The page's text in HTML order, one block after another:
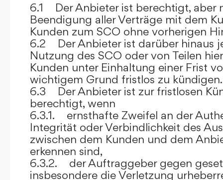
6.1 Der Anbieter ist berechtigt, aber
Beendigung aller Verträge mit dem
Kunden zum SCO ohne vorherigen
6.2 Der Anbieter ist darüber hinaus
Nutzung des SCO oder von Teilen
Kunden unter Einhaltung einer Frist
wichtigem Grund fristlos zu kündigen.
6.3 Der Anbieter ist zur fristlosen
berechtigt, wenn
6.3.1. ernsthafte Zweifel an der
Integrität oder Verbindlichkeit des
zwischen dem Kunden und dem
erkennen sind,
6.3.2. der Auftraggeber gegen
insbesondere die Verletzung